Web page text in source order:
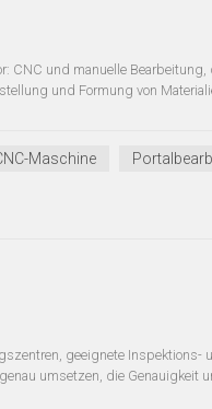
CNC und manuelle Bearbeitung,
und Formung von
Maschine
geeignete Inspektions-
umsetzen, die Genauigkeit